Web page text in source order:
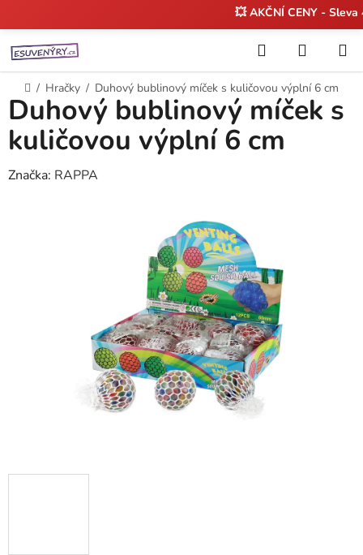
na
obsah
💥 AKČNÍ CENY - Sleva
Hledat
KOŠÍK
Domů
/ Hračky / Duhový bublinový míček s kuličovou výplní 6 cm
Duhový bublinový míček s
kuličovou výplní 6 cm
Značka: RAPPA